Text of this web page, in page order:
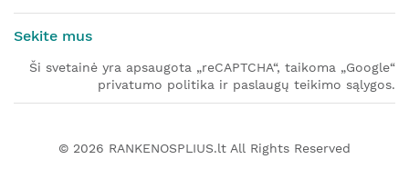
Sekite mus
Ši svetainė yra apsaugota „reCAPTCHA“, taikoma „Google“
privatumo politika ir paslaugų teikimo sąlygos.
© 2026 RANKENOSPLIUS.lt All Rights Reserved